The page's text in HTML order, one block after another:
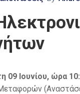
09 Ιουνίου, ώρα